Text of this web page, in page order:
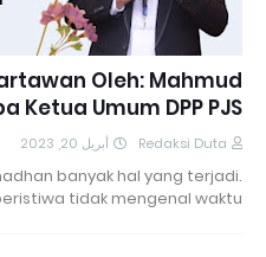
Oleh: Mahmud
Ketua Umum DPP PJS
Redaksi Duta أبريل 20, 2023
banyak hal yang terjadi.
tidak mengenal waktu, …